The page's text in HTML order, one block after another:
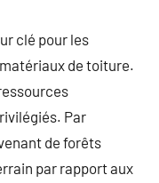
clé pour les
de toiture.
Par
de forêts
par rapport aux